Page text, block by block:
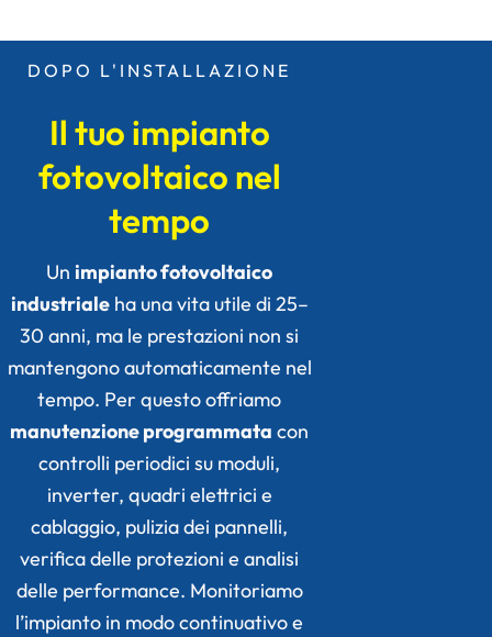
DOPO L'INSTALLAZIONE
Il tuo impianto
fotovoltaico nel
tempo
Un impianto fotovoltaico
industrialeha una vita utile di 25–
30 anni, ma le prestazioni non si
mantengono automaticamente nel
tempo. Per questo offriamo
manutenzione programmata con
controlli periodici su moduli,
inverter, quadri elettrici e
cablaggio, pulizia dei pannelli,
verifica delle protezioni e analisi
delle performance. Monitoriamo
l’impianto in modo continuativo e